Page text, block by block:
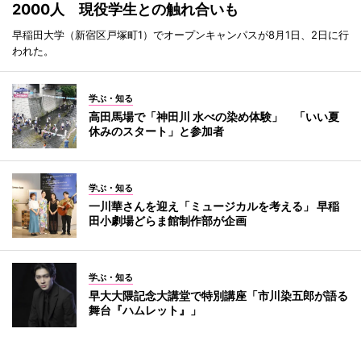
2000人 現役学生との触れ合いも
早稲田大学（新宿区戸塚町1）でオープンキャンパスが8月1日、2日に行
われた。
学ぶ・知る
高田馬場で「神田川 水べの染め体験」 「いい夏
休みのスタート」と参加者
学ぶ・知る
一川華さんを迎え「ミュージカルを考える」 早稲
田小劇場どらま館制作部が企画
学ぶ・知る
早大大隈記念大講堂で特別講座「市川染五郎が語る
舞台『ハムレット』」